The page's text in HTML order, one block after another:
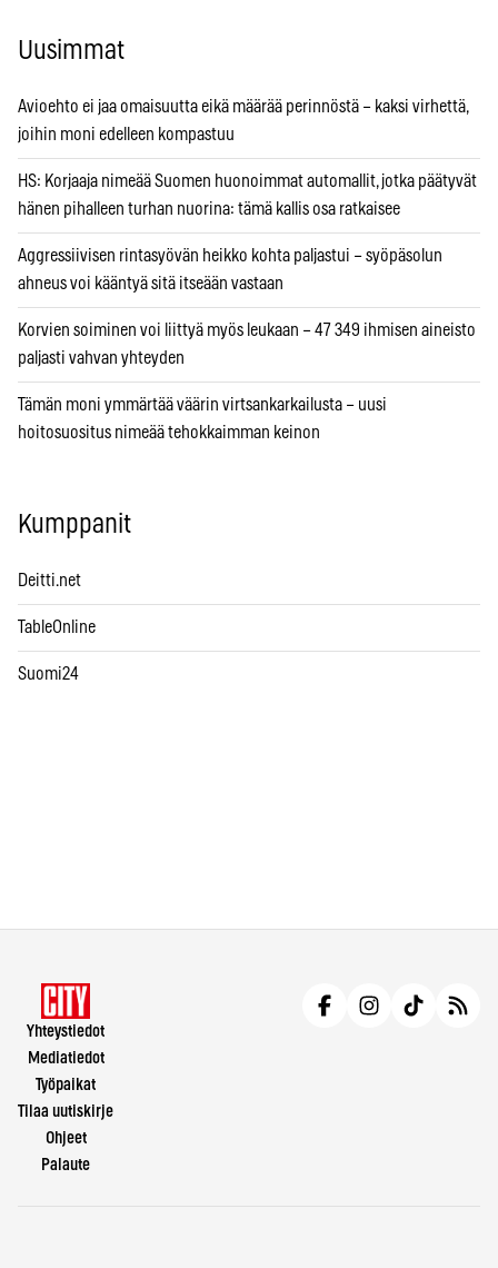
Uusimmat
Avioehto ei jaa omaisuutta eikä määrää perinnöstä – kaksi virhettä,
joihin moni edelleen kompastuu
HS: Korjaaja nimeää Suomen huonoimmat automallit, jotka päätyvät
hänen pihalleen turhan nuorina: tämä kallis osa ratkaisee
Aggressiivisen rintasyövän heikko kohta paljastui – syöpäsolun
ahneus voi kääntyä sitä itseään vastaan
Korvien soiminen voi liittyä myös leukaan – 47 349 ihmisen aineisto
paljasti vahvan yhteyden
Tämän moni ymmärtää väärin virtsankarkailusta – uusi
hoitosuositus nimeää tehokkaimman keinon
Kumppanit
Deitti.net
TableOnline
Suomi24
Yhteystiedot
Mediatiedot
Työpaikat
Tilaa uutiskirje
Ohjeet
Palaute